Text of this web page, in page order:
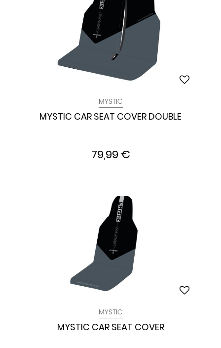
MYSTIC
MYSTIC CAR SEAT COVER DOUBLE
79,99 €
MYSTIC
MYSTIC CAR SEAT COVER